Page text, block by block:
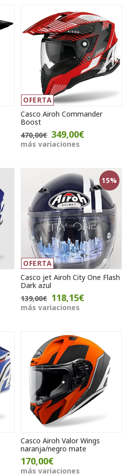
OFERTA
Casco Airoh Commander
Boost
470,00€ 349,00€
más variaciones
15%
OFERTA
Casco jet Airoh City One Flash
Dark azul
139,00€ 118,15€
más variaciones
Casco Airoh Valor Wings
naranja/negro mate
170,00€
más variaciones